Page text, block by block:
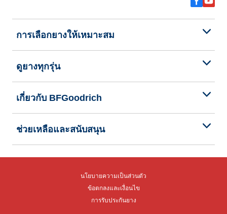
การเลือกยางให้เหมาะสม
ดูยางทุกรุ่น
เกี่ยวกับ BFGoodrich
ช่วยเหลือและสนับสนุน
นโยบายความเป็นส่วนตัว
ข้อตกลงและเงื่อนไข
การรับประกันยาง